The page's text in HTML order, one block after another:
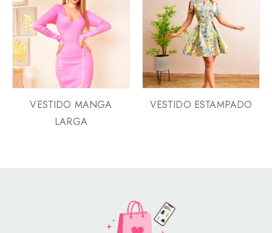
VESTIDO MANGA
LARGA
VESTIDO ESTAMPADO